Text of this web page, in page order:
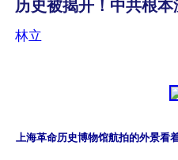
历史被揭开！中共根
林立
上海革命历史博物馆航拍的外景看